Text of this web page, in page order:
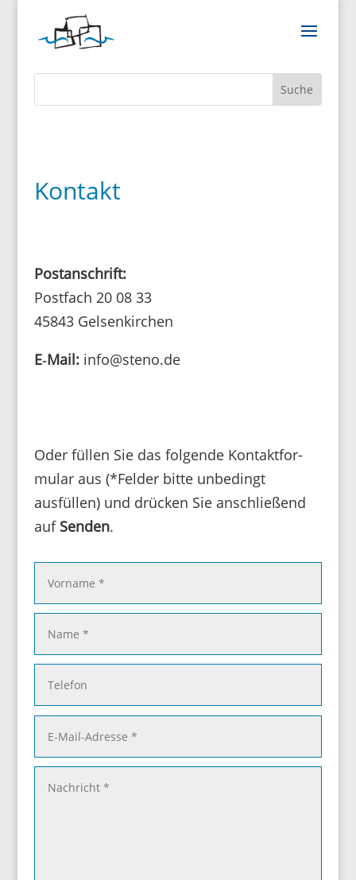
Kontakt
Post­an­schrift:
Post­fach 20 08 33
45843 Gelsen­kir­chen
E‑Mail:info@steno.de
Oder füllen Sie das folgende Kontakt­for­
mular aus (*Felder bitte unbe­dingt
ausfüllen) und drücken Sie anschlie­ßend
auf Senden.